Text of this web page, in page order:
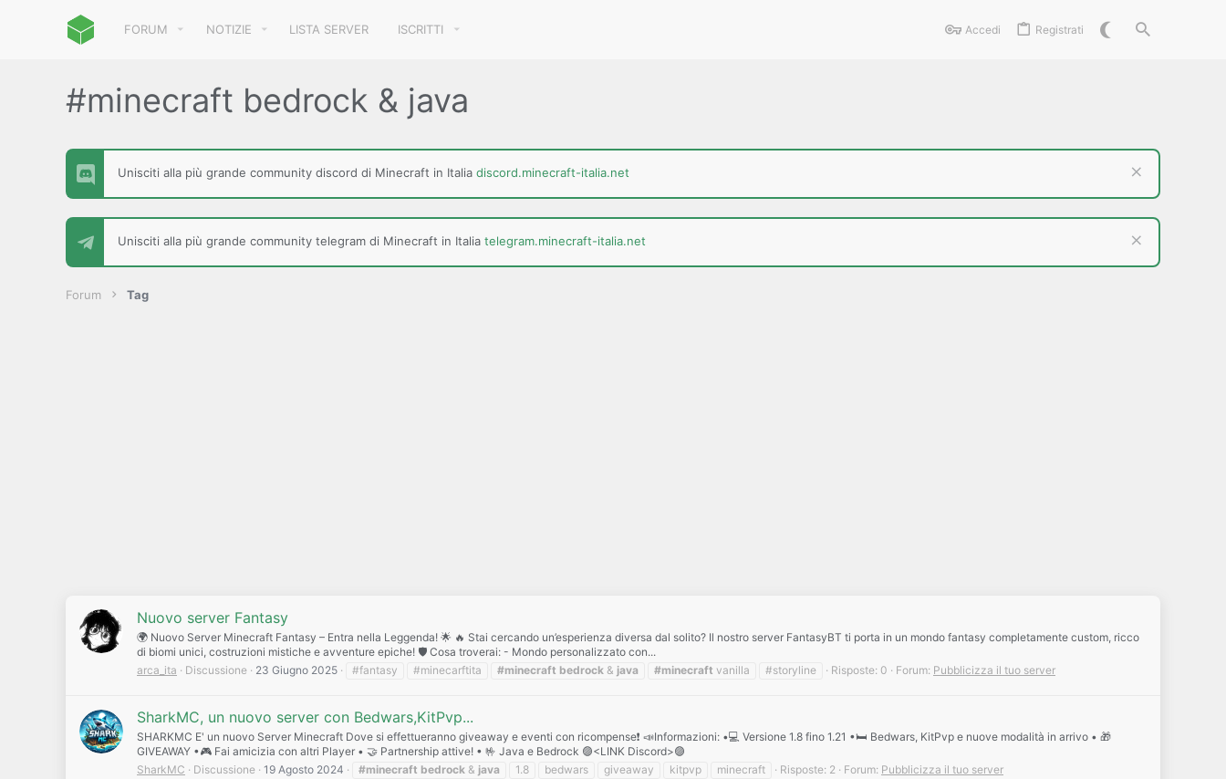
FORUM NOTIZIE LISTA SERVER ISCRITTI Accedi Registrati
#minecraft bedrock & java
Unisciti alla più grande community discord di Minecraft in Italia discord.minecraft-italia.net
Unisciti alla più grande community telegram di Minecraft in Italia telegram.minecraft-italia.net
Forum Tag
Nuovo server Fantasy
🌍 Nuovo Server Minecraft Fantasy – Entra nella Leggenda! 🌟 🔥 Stai cercando un’esperienza diversa dal solito? Il nostro server FantasyBT ti porta in un mondo fantasy completamente custom, ricco
di biomi unici, costruzioni mistiche e avventure epiche! 🛡️ Cosa troverai: - Mondo personalizzato con...
arca_ita
Discussione 23 Giugno 2025 #fantasy #minecarftita #minecraft bedrock & java #minecraft vanilla #storyline Risposte: 0 Forum: Pubblicizza il tuo server
SharkMC, un nuovo server con Bedwars,KitPvp...
SHARKMC E' un nuovo Server Minecraft Dove si effettueranno giveaway e eventi con ricompense❗️ 📣Informazioni: •💻 Versione 1.8 fino 1.21 •🛏️ Bedwars, KitPvp e nuove modalità in arrivo • 🎁
GIVEAWAY •🎮 Fai amicizia con altri Player • 🤝 Partnership attive! • 🤟 Java e Bedrock 🟣<LINK Discord>🟣
SharkMC
Discussione 19 Agosto 2024 #minecraft bedrock & java 1.8 bedwars giveaway kitpvp minecraft Risposte: 2 Forum: Pubblicizza il tuo server